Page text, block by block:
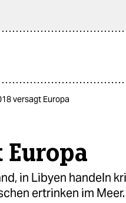
versagt Europa
Europa
in Libyen handeln
ertrinken im